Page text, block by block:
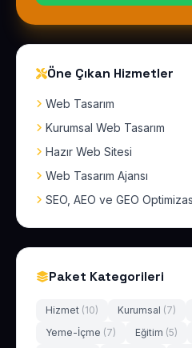
Öne Çıkan Hizmetler
Web Tasarım
Kurumsal Web Tasarım
Hazır Web Sitesi
Web Tasarım Ajansı
SEO, AEO ve GEO
Paket Kategorileri
Hizmet (10) Kurumsal (7)
Yeme-İçme (7) Eğitim (5)